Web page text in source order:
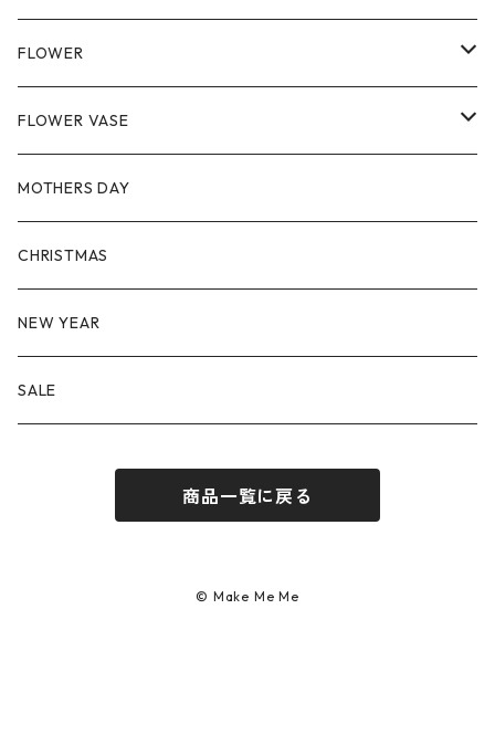
Flower in Candle
Flower Arrangement
Flower Bouquet
for yourself
FLOWER
SEASONAL
FLOWER VASE
GLASS
CERAMIC
MOTHERS DAY
CHRISTMAS
NEW YEAR
SALE
商品一覧に戻る
© Make Me Me